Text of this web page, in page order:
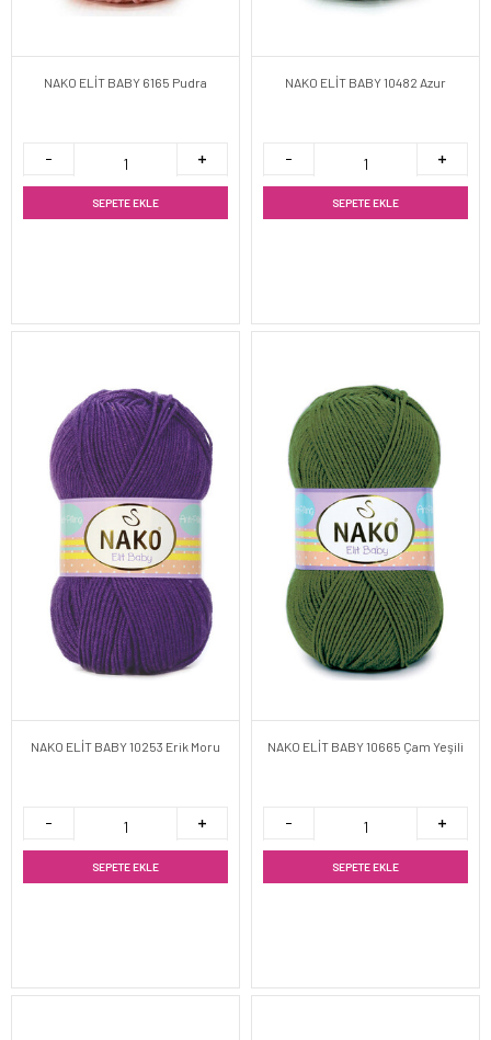
NAKO ELİT BABY 6165 Pudra
SEPETE EKLE
NAKO ELİT BABY 10482 Azur
SEPETE EKLE
NAKO ELİT BABY 10253 Erik Moru
SEPETE EKLE
NAKO ELİT BABY 10665 Çam Yeşili
SEPETE EKLE